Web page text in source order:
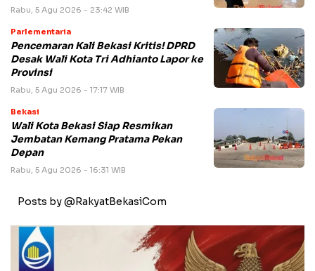
Rabu, 5 Agu 2026 - 23:42 WIB
Parlementaria
Pencemaran Kali Bekasi Kritis! DPRD
Desak Wali Kota Tri Adhianto Lapor ke
Provinsi
Rabu, 5 Agu 2026 - 17:17 WIB
Bekasi
Wali Kota Bekasi Siap Resmikan
Jembatan Kemang Pratama Pekan
Depan
Rabu, 5 Agu 2026 - 16:31 WIB
Posts by @RakyatBekasiCom